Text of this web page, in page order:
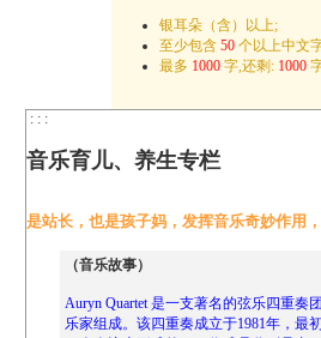
银耳朵（含）以上;
至少包含 50个以上中文
最多 1000字,还剩: 1000
: : :
音乐育儿、养生专栏
是站长，也是孩子妈，发挥音乐奇妙作用
（音乐故事）
Auryn Quartet 是一支著名的弦乐四重奏
乐家组成。该四重奏成立于1981年，最